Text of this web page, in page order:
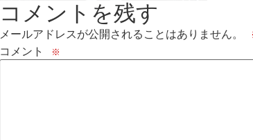
コメントを残す
メールアドレスが公開されることはありません。
コメント
※